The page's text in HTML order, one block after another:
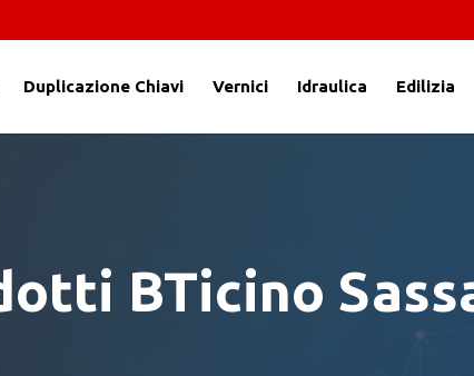
Duplicazione Chiavi Vernici Idraulica Edilizia
BTicino